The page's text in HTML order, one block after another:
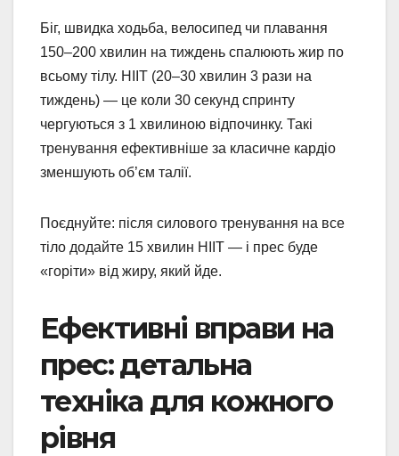
Біг, швидка ходьба, велосипед чи плавання
150–200 хвилин на тиждень спалюють жир по
всьому тілу. HIIT (20–30 хвилин 3 рази на
тиждень) — це коли 30 секунд спринту
чергуються з 1 хвилиною відпочинку. Такі
тренування ефективніше за класичне кардіо
зменшують об’єм талії.
Поєднуйте: після силового тренування на все
тіло додайте 15 хвилин HIIT — і прес буде
«горіти» від жиру, який йде.
Ефективні вправи на
прес: детальна
техніка для кожного
рівня